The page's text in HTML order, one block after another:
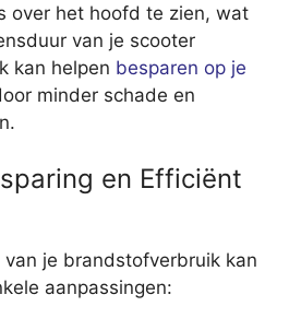
over het hoofd te zien, wat
van je scooter
kan helpen besparen op je
minder schade en
en Efficiënt
je brandstofverbruik kan
aanpassingen: